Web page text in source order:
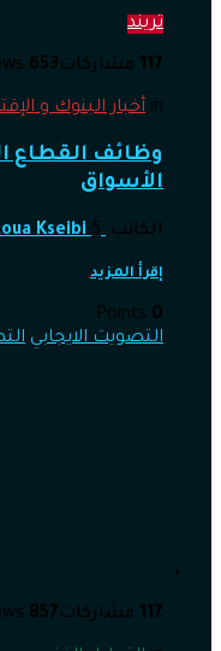
تريند
117 مشاركات653
in أخبار البنوك و
وظائف القطاع
الأسواق
الكاتب Kseibi 5 أغسطس، 2026, 11:59 ص
إقرأ المزيد
0
التصويت الايجابي
117 مشاركات 857